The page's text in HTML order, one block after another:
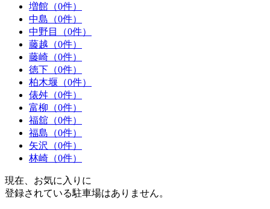
増館（0件）
中島（0件）
中野目（0件）
藤越（0件）
藤崎（0件）
徳下（0件）
柏木堰（0件）
俵舛（0件）
富柳（0件）
福舘（0件）
福島（0件）
矢沢（0件）
林崎（0件）
現在、お気に入りに
登録されている駐車場はありません。